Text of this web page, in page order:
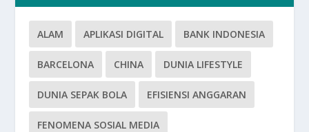
ALAM APLIKASI DIGITAL BANK INDONESIA
BARCELONA CHINA DUNIA LIFESTYLE
DUNIA SEPAK BOLA EFISIENSI ANGGARAN
FENOMENA SOSIAL MEDIA